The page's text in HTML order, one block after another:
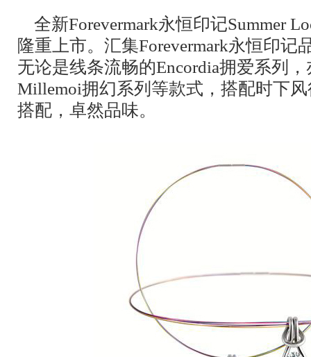
全新Forevermark永恒印记Summer
隆重上市。汇集Forevermark永恒印记
无论是线条流畅的Encordia拥爱系列
Millemoi拥幻系列等款式，搭配时下
搭配，卓然品味。